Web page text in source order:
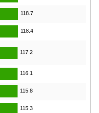
118.7
118.4
117.2
116.1
115.8
115.3